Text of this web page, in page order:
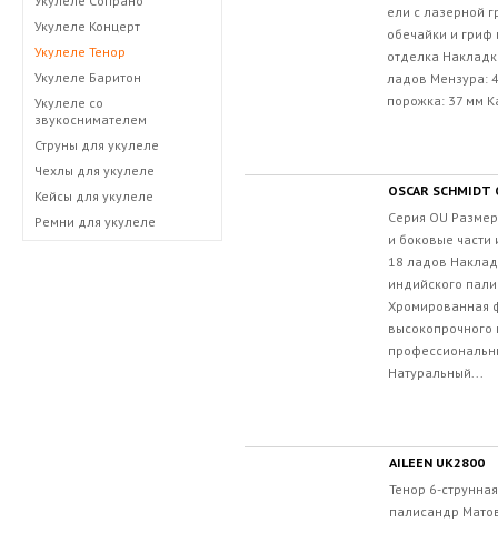
Укулеле Концерт
Укулеле Тенор
Укулеле Баритон
Укулеле со
звукоснимателем
Струны для укулеле
Чехлы для укулеле
Кейсы для укулеле
Ремни для укулеле
ели с лазерной
обечайки и гриф
отделка
ладов Мензура:
порожка: 37 мм
OSCAR SCHMIDT
Серия OU
и боковые части
18 ладов
индийского
Хромированная
высокопрочного
Натуральный...
AILEEN UK2800
Тенор 6-
палисандр